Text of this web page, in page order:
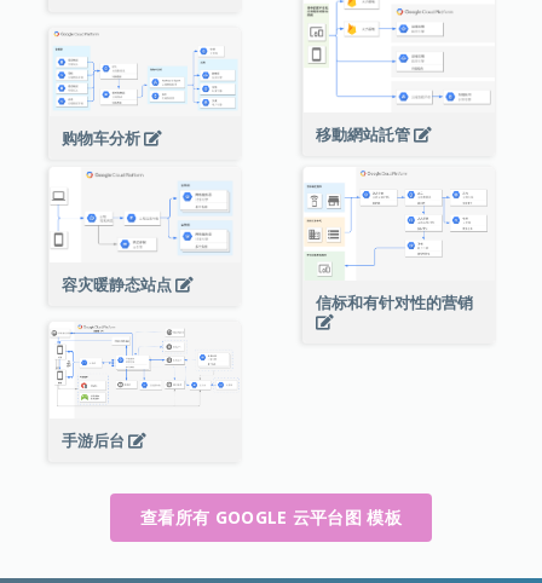
移動網站託管
购物车分析
容灾暖静态站点
信标和有针对性的营销
手游后台
查看所有 GOOGLE 云平台图 模板